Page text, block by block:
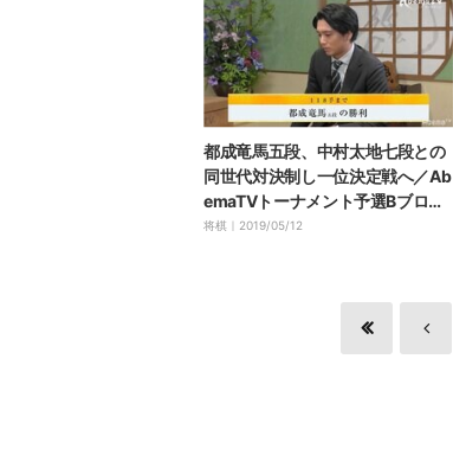
都成竜馬五段、中村太地七段との
同世代対決制し一位決定戦へ／Ab
emaTVトーナメント予選Bブロッ
ク
将棋｜ 2019/05/12